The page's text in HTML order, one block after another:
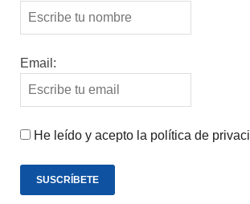
Email:
He leído y acepto la política de